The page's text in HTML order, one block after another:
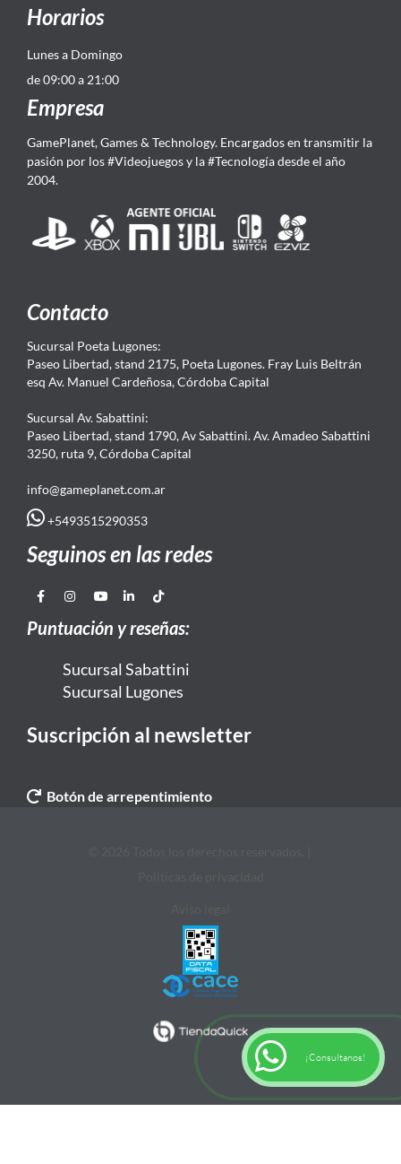
Horarios
Lunes a Domingo
de 09:00 a 21:00
Empresa
GamePlanet, Games & Technology. Encargados en transmitir la
pasión por los #Videojuegos y la #Tecnología desde el año
2004.
Contacto
Sucursal Poeta Lugones:
Paseo Libertad, stand 2175, Poeta Lugones. Fray Luis Beltrán
esq Av. Manuel Cardeñosa, Córdoba Capital
Sucursal Av. Sabattini:
Paseo Libertad, stand 1790, Av Sabattini. Av. Amadeo Sabattini
3250, ruta 9, Córdoba Capital
info@gameplanet.com.ar
+5493515290353
Seguinos en las redes
Puntuación y reseñas:
Sucursal Sabattini
Sucursal Lugones
Suscripción al newsletter
Botón de arrepentimiento
¡Consultanos!